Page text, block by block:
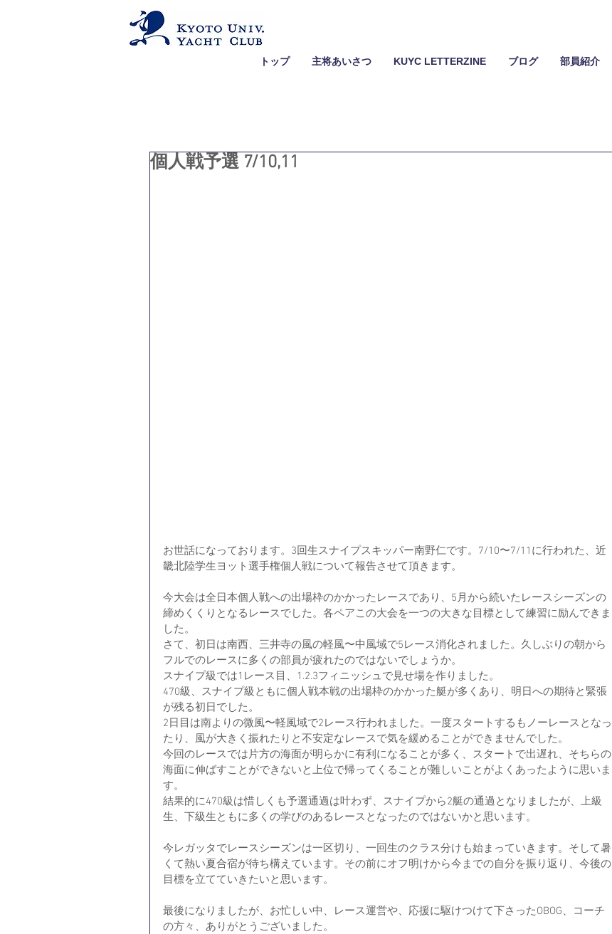
トップ 主将あいさつ KUYC LETTERZINE ブログ 部員紹介
個人戦予選 7/10,11
お世話になっております。3回生スナイプスキッパー南野仁です。7/10〜7/11に行われた、近
畿北陸学生ヨット選手権個人戦について報告させて頂きます。
今大会は全日本個人戦への出場枠のかかったレースであり、5月から続いたレースシーズンの
締めくくりとなるレースでした。各ペアこの大会を一つの大きな目標として練習に励んできま
した。
さて、初日は南西、三井寺の風の軽風〜中風域で5レース消化されました。久しぶりの朝から
フルでのレースに多くの部員が疲れたのではないでしょうか。
スナイプ級では1レース目、1.2.3フィニッシュで見せ場を作りました。
470級、スナイプ級ともに個人戦本戦の出場枠のかかった艇が多くあり、明日への期待と緊張
が残る初日でした。
2日目は南よりの微風〜軽風域で2レース行われました。一度スタートするもノーレースとなっ
たり、風が大きく振れたりと不安定なレースで気を緩めることができませんでした。
今回のレースでは片方の海面が明らかに有利になることが多く、スタートで出遅れ、そちらの
海面に伸ばすことができないと上位で帰ってくることが難しいことがよくあったように思いま
す。
結果的に470級は惜しくも予選通過は叶わず、スナイプから2艇の通過となりましたが、上級
生、下級生ともに多くの学びのあるレースとなったのではないかと思います。
今レガッタでレースシーズンは一区切り、一回生のクラス分けも始まっていきます。そして暑
くて熱い夏合宿が待ち構えています。その前にオフ明けから今までの自分を振り返り、今後の
目標を立てていきたいと思います。
最後になりましたが、お忙しい中、レース運営や、応援に駆けつけて下さったOBOG、コーチ
の方々、ありがとうございました。